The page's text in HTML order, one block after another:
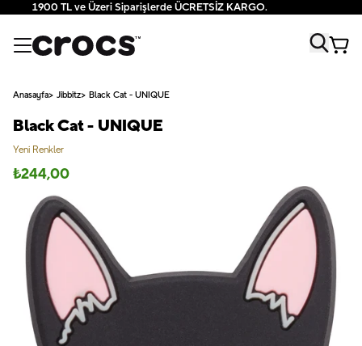
1900 TL ve Üzeri Siparişlerde ÜCRETSİZ KARGO.
Anasayfa Jibbitz Black Cat - UNIQUE
Black Cat - UNIQUE
Yeni Renkler
₺244,00